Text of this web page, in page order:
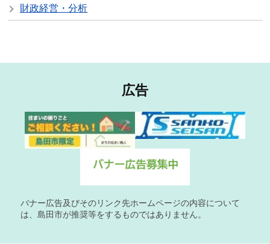
財政経営・分析
広告
バナー広告及びそのリンク先ホームページの内容について
は、島田市が推奨等をするものではありません。